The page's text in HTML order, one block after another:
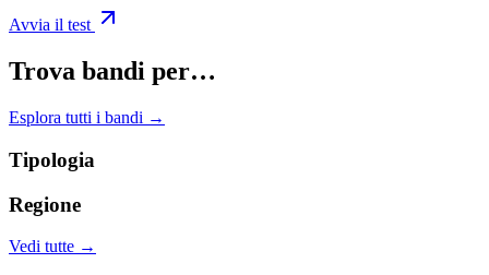
Avvia il test
Trova bandi per…
Esplora tutti i bandi →
Tipologia
Regione
Vedi tutte →